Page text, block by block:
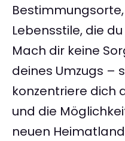
Lebensstile, die
Mach dir keine
deines Umzugs –
konzentriere dich
und die
neuen